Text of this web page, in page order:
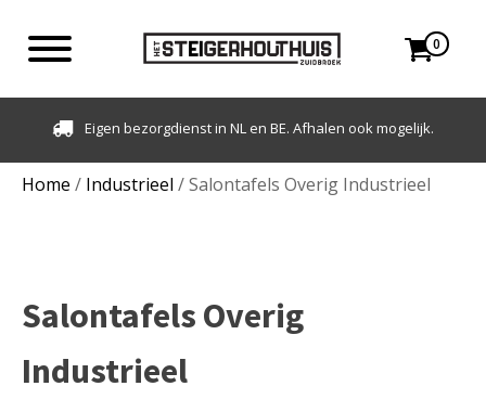
0
in NL en BE. Afhalen ook mogelijk.
Home / Industrieel / Salontafels Overig Industrieel
Salontafels Overig
Industrieel